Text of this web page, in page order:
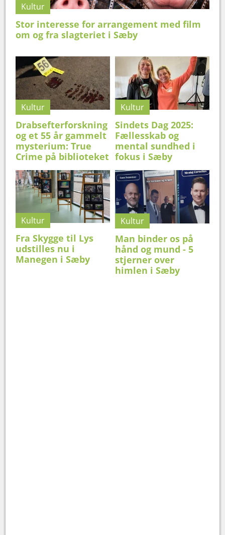
Kultur
Stor interesse for arrangement med film
om og fra slagteriet i Sæby
Kultur
Drabsefterforskning
og et 55 år gammelt
mysterium: True
Crime på biblioteket
Kultur
Sindets Dag 2025:
Fællesskab og
mental sundhed i
fokus i Sæby
Kultur
Fra Skygge til Lys
udstilles nu i
Manegen i Sæby
Kultur
Man binder os på
hånd og mund - 5
stjerner over
himlen i Sæby